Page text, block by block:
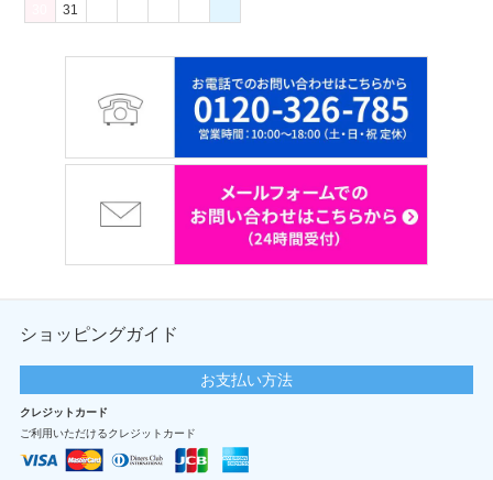
31
ショッピングガイド
お支払い方法
クレジットカード
ご利用いただけるクレジットカード